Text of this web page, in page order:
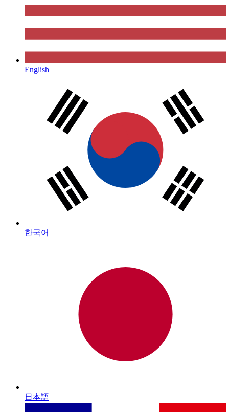
English
한국어
日本語